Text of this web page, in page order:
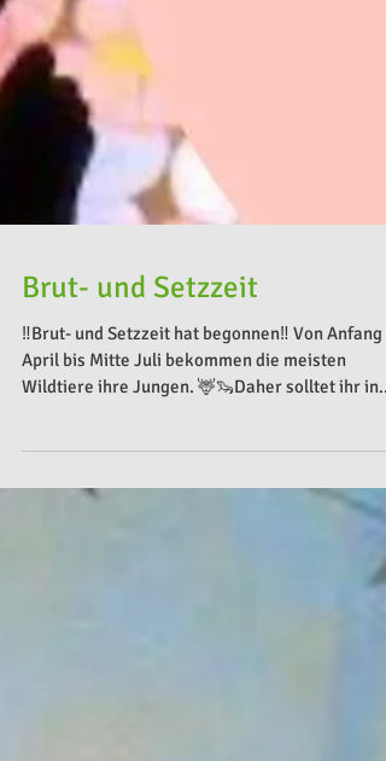
Brut- und Setzzeit
‼️Brut- und Setzzeit hat begonnen‼️ Von Anfang
Wildtiere ihre Jungen. 🦌🦦Daher solltet ihr in...